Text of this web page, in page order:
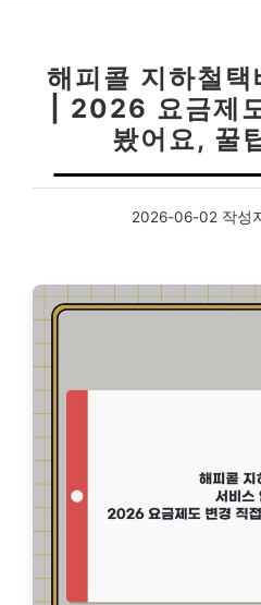
해피콜 지하철택
| 2026 요금제
봤어요, 꿀
2026-06-02 작성